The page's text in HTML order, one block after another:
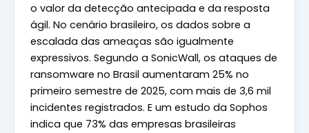
o valor da detecção antecipada e da resposta
ágil. No cenário brasileiro, os dados sobre a
escalada das ameaças são igualmente
expressivos. Segundo a SonicWall, os ataques de
ransomware no Brasil aumentaram 25% no
primeiro semestre de 2025, com mais de 3,6 mil
incidentes registrados. E um estudo da Sophos
indica que 73% das empresas brasileiras